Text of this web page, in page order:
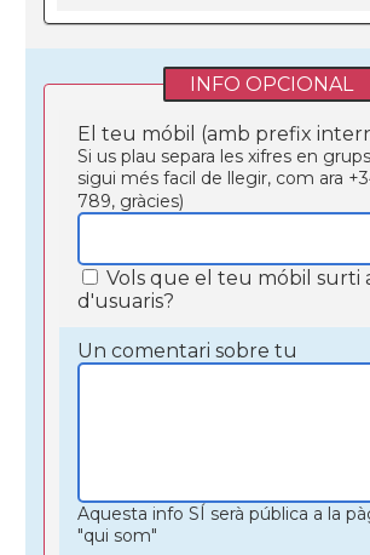
INFO OPCIONAL
El teu móbil (amb prefix
Si us plau separa les xifres en
sigui més facil de llegir, com ara
789, gràcies)
d'usuaris?
Un comentari sobre tu
Aquesta info SÍ serà pública a la
"qui som"